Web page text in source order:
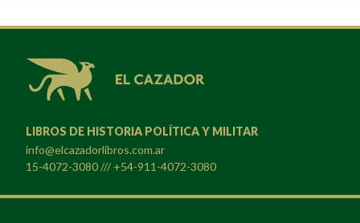
LIBROS DE HISTORIA POLÍTICA Y MILITAR
info@elcazadorlibros.com.ar
15-4072-3080 /// +54-911-4072-3080